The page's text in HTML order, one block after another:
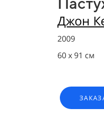
Джон
2009
60 х 91 см